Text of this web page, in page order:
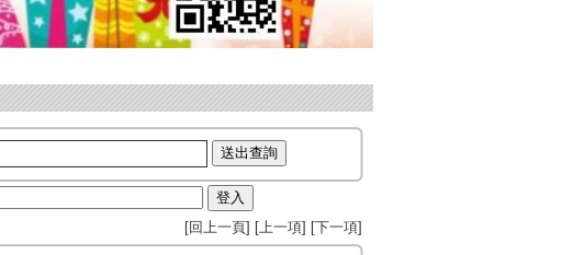
[回上一頁] [上一項] [下一項]